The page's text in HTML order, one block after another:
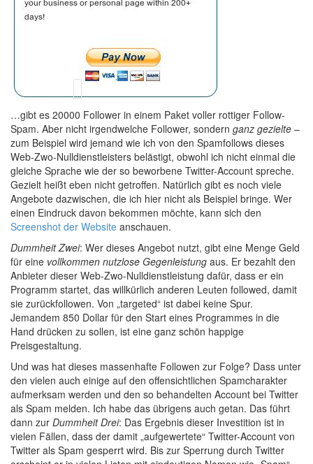
…gibt es 20000 Follower in einem Paket voller rottiger Follow-
Spam. Aber nicht irgendwelche Follower, sondern ganz gezielte –
zum Beispiel wird jemand wie ich von den Spamfollows dieses
Web-Zwo-Nulldienstleisters belästigt, obwohl ich nicht einmal die
gleiche Sprache wie der so beworbene Twitter-Account spreche.
Gezielt heißt eben nicht getroffen. Natürlich gibt es noch viele
Angebote dazwischen, die ich hier nicht als Beispiel bringe. Wer
einen Eindruck davon bekommen möchte, kann sich den
Screenshot der Website anschauen.
Dummheit Zwei: Wer dieses Angebot nutzt, gibt eine Menge Geld
für eine vollkommen nutzlose Gegenleistung aus. Er bezahlt den
Anbieter dieser Web-Zwo-Nulldienstleistung dafür, dass er ein
Programm startet, das willkürlich anderen Leuten followed, damit
sie zurückfollowen. Von „targeted“ ist dabei keine Spur.
Jemandem 850 Dollar für den Start eines Programmes in die
Hand drücken zu sollen, ist eine ganz schön happige
Preisgestaltung.
Und was hat dieses massenhafte Followen zur Folge? Dass unter
den vielen auch einige auf den offensichtlichen Spamcharakter
aufmerksam werden und den so behandelten Account bei Twitter
als Spam melden. Ich habe das übrigens auch getan. Das führt
dann zur Dummheit Drei: Das Ergebnis dieser Investition ist in
vielen Fällen, dass der damit „aufgewertete“ Twitter-Account von
Twitter als Spam gesperrt wird. Bis zur Sperrung durch Twitter